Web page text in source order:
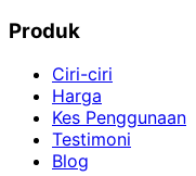
Produk
Ciri-ciri
Harga
Kes Penggunaan
Testimoni
Blog